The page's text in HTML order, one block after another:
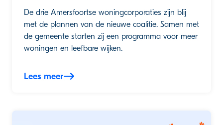
De drie Amersfoortse woningcorporaties zijn blij
met de plannen van de nieuwe coalitie. Samen met
de gemeente starten zij een programma voor meer
woningen en leefbare wijken.
Lees meer